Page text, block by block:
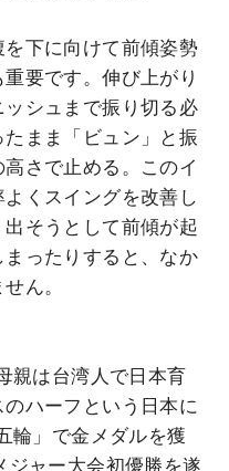
下に向けて前傾姿勢
要です。伸び上がり
シュまで振り切る必
まま「ビュン」と振
さで止める。このイ
くスイングを改善し
そうとして前傾が起
ったりすると、なか
ん。
親は台湾人で日本育
ハーフという日本に
輪」で金メダルを獲
ャー大会初優勝を遂